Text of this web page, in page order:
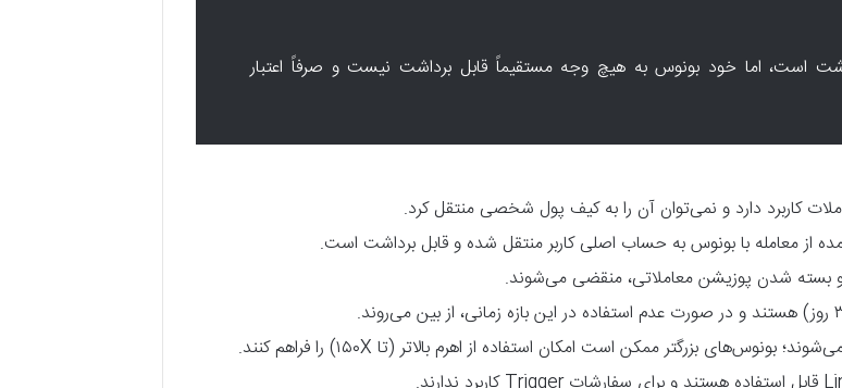
است، اما خود بونوس به هیچ وجه مستقیماً قابل برداشت نیست و صرفاً اعتبار
کاربرد دارد و نمی‌توان آن را به کیف پول شخصی منتقل کرد.
از معامله با بونوس به حساب اصلی کاربر منتقل شده و قابل برداشت است.
و بسته شدن پوزیشن معاملاتی، منقضی می‌شوند.